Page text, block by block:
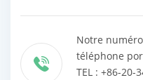
Notre
téléphone
TEL : +86-20-